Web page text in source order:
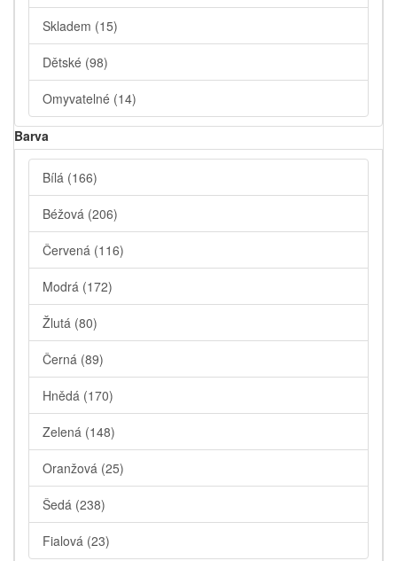
Skladem (15)
Dětské (98)
Omyvatelné (14)
Barva
Bílá (166)
Béžová (206)
Červená (116)
Modrá (172)
Žlutá (80)
Černá (89)
Hnědá (170)
Zelená (148)
Oranžová (25)
Šedá (238)
Fialová (23)